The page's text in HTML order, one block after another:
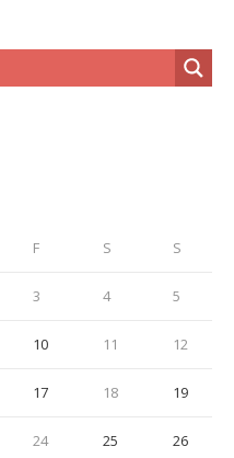
F S S
3 4 5
10 11 12
17 18 19
24 25 26